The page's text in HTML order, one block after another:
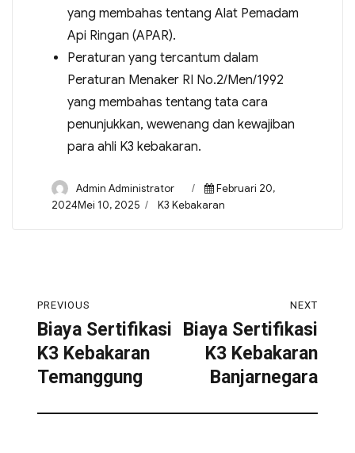
yang membahas tentang Alat Pemadam
Api Ringan (APAR).
Peraturan yang tercantum dalam
Peraturan Menaker RI No.2/Men/1992
yang membahas tentang tata cara
penunjukkan, wewenang dan kewajiban
para ahli K3 kebakaran.
Admin Administrator
Februari 20,
2024Mei 10, 2025
K3 Kebakaran
PREVIOUS
Biaya Sertifikasi
K3 Kebakaran
Temanggung
NEXT
Biaya Sertifikasi
K3 Kebakaran
Banjarnegara